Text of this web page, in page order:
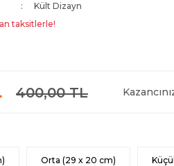
Kült Dizayn
taksitlerle!
400,00 TL
Orta (29 x 20 cm)